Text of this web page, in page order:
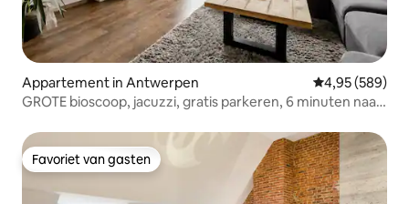
Appartement in Antwerpen Gemiddelde
4,95 (589)
GROTE bioscoop, jacuzzi, gratis parkeren, 6 minuten naar
Favoriet van gasten
Favoriet van gasten